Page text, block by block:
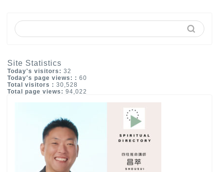
Site Statistics
Today's visitors: 32
Today's page views: : 60
Total visitors : 30,528
Total page views: 94,022